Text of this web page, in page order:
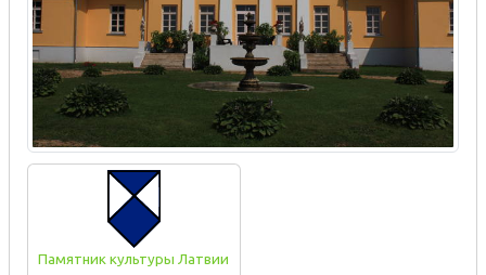
Памятник культуры Латвии